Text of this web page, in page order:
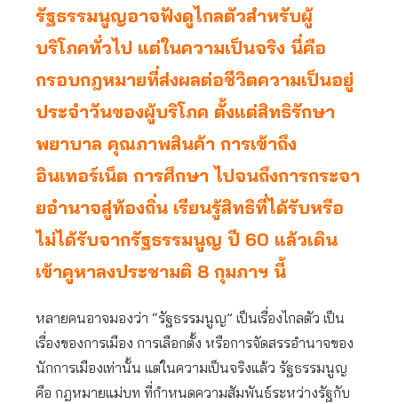
รัฐธรรมนูญอาจฟังดูไกลตัวสำหรับผู้
บริโภคทั่วไป แต่ในความเป็นจริง นี่คือ
กรอบกฎหมายที่ส่งผลต่อชีวิตความเป็นอยู่
ประจำวันของผู้บริโภค ตั้งแต่สิทธิรักษา
พยาบาล คุณภาพสินค้า การเข้าถึง
อินเทอร์เน็ต การศึกษา ไปจนถึงการกระจา
ยอำนาจสู่ท้องถิ่น เรียนรู้สิทธิที่ได้รับหรือ
ไม่ได้รับจากรัฐธรรมนูญ ปี 60 แล้วเดิน
เข้าคูหาลงประชามติ 8 กุมภาฯ นี้
หลายคนอาจมองว่า “รัฐธรรมนูญ” เป็นเรื่องไกลตัว เป็น
เรื่องของการเมือง การเลือกตั้ง หรือการจัดสรรอำนาจของ
นักการเมืองเท่านั้น แต่ในความเป็นจริงแล้ว รัฐธรรมนูญ
คือ กฎหมายแม่บท ที่กำหนดความสัมพันธ์ระหว่างรัฐกับ